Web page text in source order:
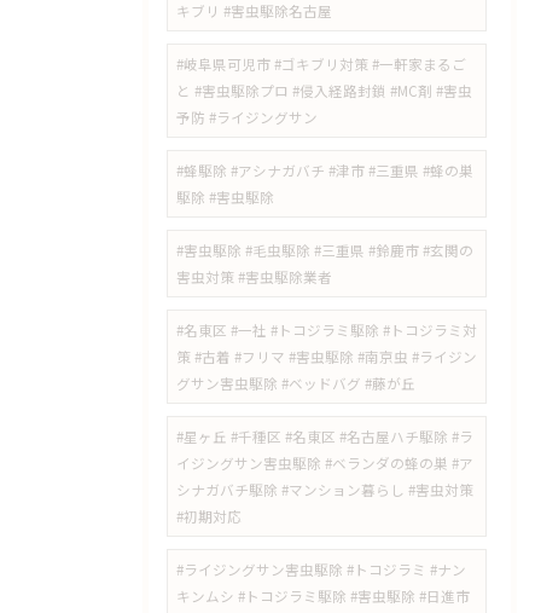
キブリ #害虫駆除名古屋
#岐阜県可児市 #ゴキブリ対策 #一軒家まるご
と #害虫駆除プロ #侵入経路封鎖 #MC剤 #害虫
予防 #ライジングサン
#蜂駆除 #アシナガバチ #津市 #三重県 #蜂の巣
駆除 #害虫駆除
#害虫駆除 #毛虫駆除 #三重県 #鈴鹿市 #玄関の
害虫対策 #害虫駆除業者
#名東区 #一社 #トコジラミ駆除 #トコジラミ対
策 #古着 #フリマ #害虫駆除 #南京虫 #ライジン
グサン害虫駆除 #ベッドバグ #藤が丘
#星ヶ丘 #千種区 #名東区 #名古屋ハチ駆除 #ラ
イジングサン害虫駆除 #ベランダの蜂の巣 #ア
シナガバチ駆除 #マンション暮らし #害虫対策
#初期対応
#ライジングサン害虫駆除 #トコジラミ #ナン
キンムシ #トコジラミ駆除 #害虫駆除 #日進市